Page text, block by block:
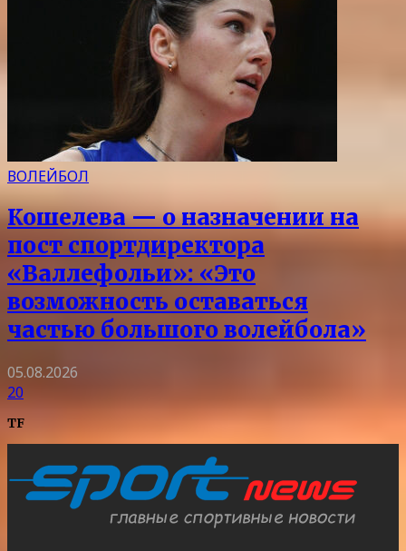
ВОЛЕЙБОЛ
Кошелева — о назначении на
пост спортдиректора
«Валлефольи»: «Это
возможность оставаться
частью большого волейбола»
05.08.2026
20
TF